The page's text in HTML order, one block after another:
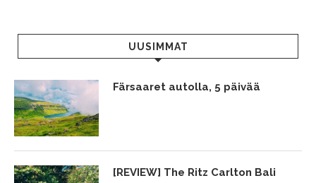
UUSIMMAT
Färsaaret autolla, 5 päivää
[REVIEW] The Ritz Carlton Bali